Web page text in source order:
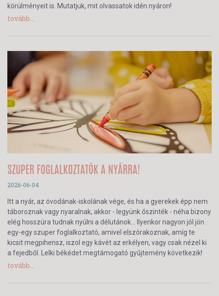
körülményeit is. Mutatjuk, mit olvassatok idén nyáron!
tovább...
SZUPER FOGLALKOZTATÓK A NYÁRRA!
2026-06-04
Itt a nyár, az óvodának-iskolának vége, és ha a gyerekek épp nem
táboroznak vagy nyaralnak, akkor - legyünk őszinték - néha bizony
elég hosszúra tudnak nyúlni a délutánok… Ilyenkor nagyon jól jön
egy-egy szuper foglalkoztató, amivel elszórakoznak, amíg te
kicsit megpihensz, iszol egy kávét az erkélyen, vagy csak nézel ki
a fejedből. Lelki békédet megtámogató gyűjtemény következik!
tovább...